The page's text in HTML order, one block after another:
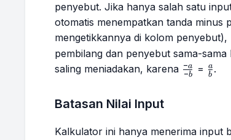
penyebut. Jika hanya salah satu
otomatis menempatkan tanda minus
mengetikkannya di kolom penyebut),
pembilang dan penyebut sama-
saling meniadakan, karena \frac{-
−b
−a = b
a .
Batasan Nilai Input
Kalkulator ini hanya menerima input